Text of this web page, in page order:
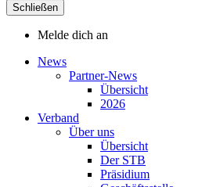
Schließen
Melde dich an
News
Partner-News
Übersicht
2026
Verband
Über uns
Übersicht
Der STB
Präsidium